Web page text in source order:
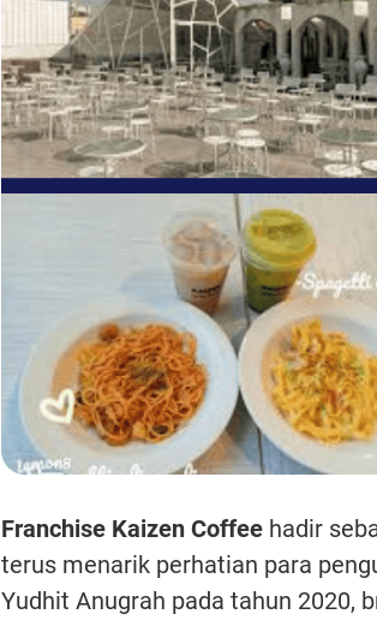
Franchise Kaizen Coffee hadir
terus menarik perhatian para
Yudhit Anugrah pada tahun 2020,